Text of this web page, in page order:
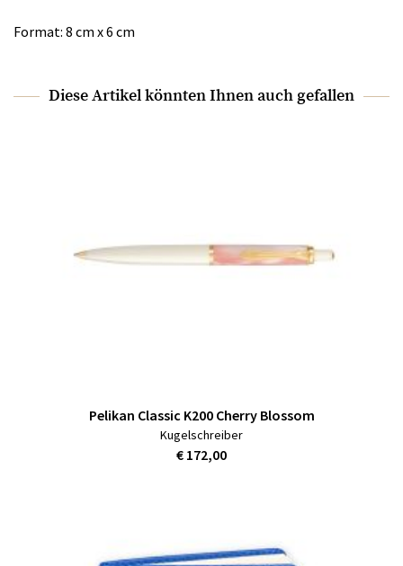
Format: 8 cm x 6 cm
Diese Artikel könnten Ihnen auch gefallen
Pelikan Classic K200 Cherry Blossom
Kugelschreiber
€ 172,00